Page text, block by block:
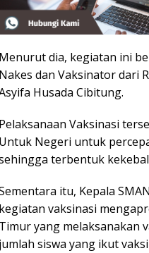
Menurut dia, kegiatan ini
Nakes dan Vaksinator dari
Husada Cibitung.
Pelaksanaan Vaksinasi
Untuk Negeri untuk
terbentuk
itu, Kepala
kegiatan vaksinasi
Timur yang melaksanakan
jumlah siswa yang ikut